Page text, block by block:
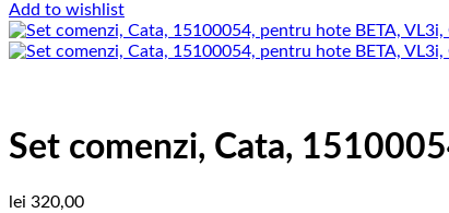
Add to wishlist
Set comenzi, Cata,
lei 320,00